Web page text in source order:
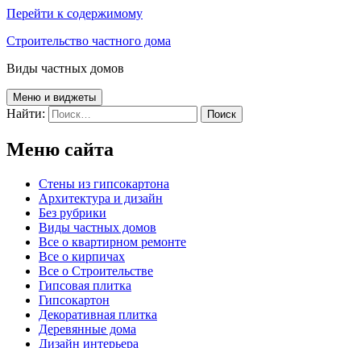
Перейти к содержимому
Строительство частного дома
Виды частных домов
Меню и виджеты
Найти:
Меню сайта
Cтены из гипсокартона
Архитектура и дизайн
Без рубрики
Виды частных домов
Все о квартирном ремонте
Все о кирпичах
Все о Строительстве
Гипсовая плитка
Гипсокартон
Декоративная плитка
Деревянные дома
Дизайн интерьера